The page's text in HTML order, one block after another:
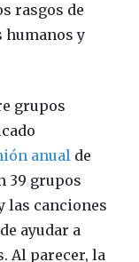
rasgos de
humanos y
grupos
anual de
39 grupos
las canciones
ayudar a
Al parecer, la